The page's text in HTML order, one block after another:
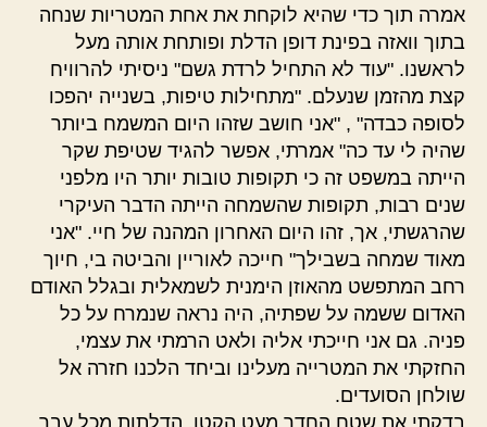
אמרה תוך כדי שהיא לוקחת את אחת המטריות שנחה
בתוך וואזה בפינת דופן הדלת ופותחת אותה מעל
לראשנו. "עוד לא התחיל לרדת גשם" ניסיתי להרוויח
קצת מהזמן שנעלם. "מתחילות טיפות, בשנייה יהפכו
לסופה כבדה" , "אני חושב שזהו היום המשמח ביותר
שהיה לי עד כה" אמרתי, אפשר להגיד שטיפת שקר
הייתה במשפט זה כי תקופות טובות יותר היו מלפני
שנים רבות, תקופות שהשמחה הייתה הדבר העיקרי
שהרגשתי, אך, זהו היום האחרון המהנה של חיי. "אני
מאוד שמחה בשבילך" חייכה לאוריין והביטה בי, חיוך
רחב המתפשט מהאוזן הימנית לשמאלית ובגלל האודם
האדום ששמה על שפתיה, היה נראה שנמרח על כל
פניה. גם אני חייכתי אליה ולאט הרמתי את עצמי,
החזקתי את המטרייה מעלינו וביחד הלכנו חזרה אל
שולחן הסועדים.
בדקתי את שטח החדר מעט הקטן, הדלתות מכל עבר